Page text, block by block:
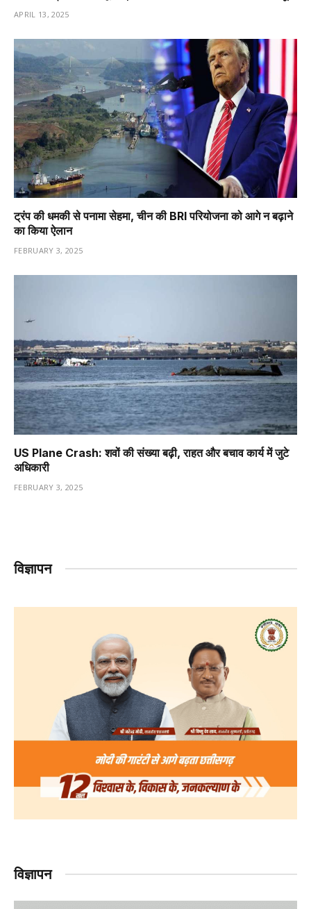
APRIL 13, 2025
ट्रंप की धमकी से पनामा सेहमा, चीन की BRI परियोजना को आगे न बढ़ाने
का किया ऐलान
FEBRUARY 3, 2025
US Plane Crash: शवों की संख्या बढ़ी, राहत और बचाव कार्य में जुटे
अधिकारी
FEBRUARY 3, 2025
विज्ञापन
विज्ञापन